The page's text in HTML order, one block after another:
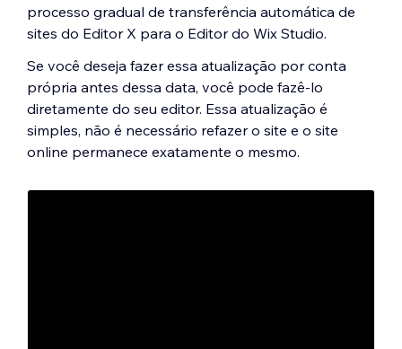
processo gradual de transferência automática de
sites do Editor X para o Editor do Wix Studio.
Se você deseja fazer essa atualização por conta
própria antes dessa data, você pode fazê-lo
diretamente do seu editor. Essa atualização é
simples, não é necessário refazer o site e o site
online permanece exatamente o mesmo.